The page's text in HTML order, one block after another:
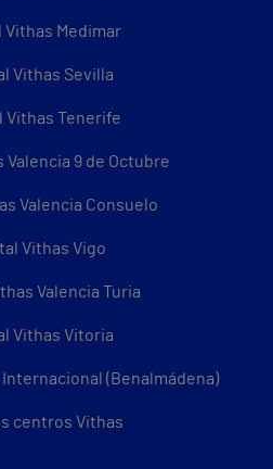
Vithas Medimar
Vithas Sevilla
Vithas Tenerife
Valencia 9 de Octubre
Valencia Consuelo
Vithas Vigo
Valencia Turia
Vithas Vitoria
(Benalmádena)
centros Vithas